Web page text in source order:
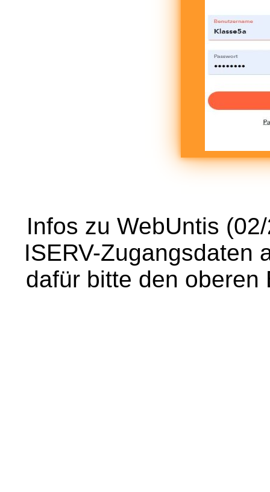
Infos zu WebUntis
ISERV-Zugangsdaten
dafür bitte den oberen